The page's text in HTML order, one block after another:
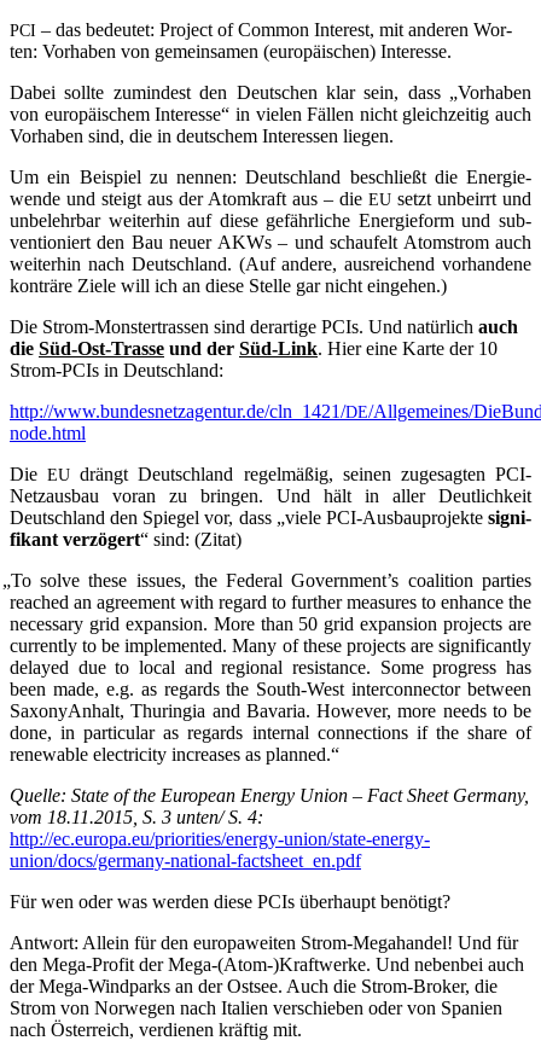
PCI – das bedeu­tet: Pro­ject of Com­mon Inte­rest, mit ande­ren Wor­
ten: Vor­ha­ben von gemein­sa­men (euro­päi­schen) Interesse.
Dabei soll­te zumin­dest den Deut­schen klar sein, dass „Vor­ha­ben
von euro­päi­schem Inter­es­se“ in vie­len Fäl­len nicht gleich­zei­tig auch
Vor­ha­ben sind, die in deut­schem Inter­es­sen liegen.
Um ein Bei­spiel zu nen­nen: Deutsch­land beschließt die Ener­gie­
wen­de und steigt aus der Atom­kraft aus – die EU setzt unbe­irrt und
unbe­lehr­bar wei­ter­hin auf die­se gefähr­li­che Ener­gie­form und sub­
ven­tio­niert den Bau neu­er AKWs – und schau­felt Atom­strom auch
wei­ter­hin nach Deutsch­land. (Auf ande­re, aus­rei­chend vor­han­de­ne
kon­trä­re Zie­le will ich an die­se Stel­le gar nicht eingehen.)
Die Strom-Mons­ter­tras­sen sind der­ar­ti­ge PCIs. Und natür­lich auch
die Süd-Ost-Tras­se und der Süd-Link. Hier eine Kar­te der 10
Strom-PCIs in Deutschland:
http://www.bundesnetzagentur.de/cln_1421/DE/Allgemeines/
node.html
DieEU drängt Deutsch­land regel­mä­ßig, sei­nen zuge­sag­ten PCI-
Netz­aus­bau vor­an zu brin­gen. Und hält in aller Deut­lich­keit
Deutsch­land den Spie­gel vor, dass „vie­le PCI-Aus­bau­pro­jek­te signi­
fi­kant ver­zö­gert“ sind: (Zitat)
„To sol­ve the­se issues, the Fede­ral Government’s coali­ti­on par­ties
rea­ched an agree­ment with regard to fur­ther mea­su­res to enhan­ce the
neces­sa­ry grid expan­si­on. More than 50 grid expan­si­on pro­jects are
curr­ent­ly to be imple­men­ted. Many of the­se pro­jects are signi­fi­cant­ly
delay­ed due to local and regio­nal resis­tance. Some pro­gress has
been made, e.g. as regards the South-West inter­con­nec­tor bet­ween
Sax­on­y­An­halt, Thu­rin­gia and Bava­ria. Howe­ver, more needs to be
done, in par­ti­cu­lar as regards inter­nal con­nec­tions if the share of
rene­wa­ble elec­tri­ci­ty increa­ses as planned.“
Quel­le: Sta­te of the Euro­pean Ener­gy Uni­on – Fact Sheet Ger­ma­ny,
vom 18.11.2015, S. 3 unten/ S. 4:
http://ec.europa.eu/priorities/energy-union/state-energy-
union/docs/germany-national-factsheet_en.pdf
Für wen oder was wer­den die­se PCIs über­haupt benötigt?
Ant­wort: Allein für den euro­pa­wei­ten Strom-Mega­han­del! Und für
den Mega-Pro­fit der Mega-(Atom-)Kraftwerke. Und neben­bei auch
der Mega-Wind­parks an der Ost­see. Auch die Strom-Bro­ker, die
Strom von Nor­we­gen nach Ita­li­en ver­schie­ben oder von Spa­ni­en
nach Öster­reich, ver­die­nen kräf­tig mit.